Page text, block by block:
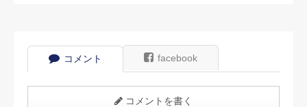
コメント facebook
コメントを書く